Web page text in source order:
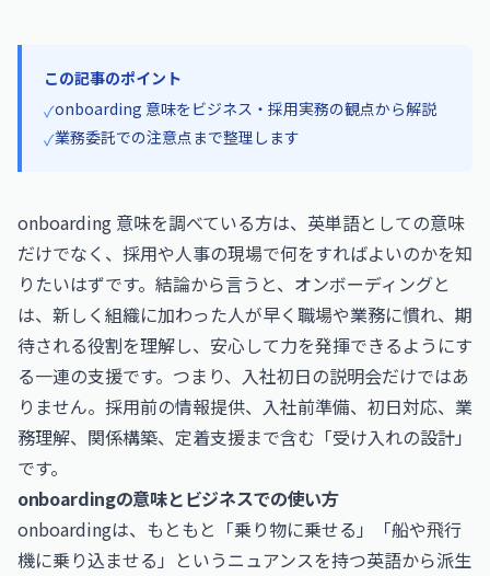
この記事のポイント
✓onboarding 意味をビジネス・採用実務の観点から解説
✓業務委託での注意点まで整理します
onboarding 意味を調べている方は、英単語としての意味
だけでなく、採用や人事の現場で何をすればよいのかを知
りたいはずです。結論から言うと、オンボーディングと
は、新しく組織に加わった人が早く職場や業務に慣れ、期
待される役割を理解し、安心して力を発揮できるようにす
る一連の支援です。つまり、入社初日の説明会だけではあ
りません。採用前の情報提供、入社前準備、初日対応、業
務理解、関係構築、定着支援まで含む「受け入れの設計」
です。
onboardingの意味とビジネスでの使い方
onboardingは、もともと「乗り物に乗せる」「船や飛行
機に乗り込ませる」というニュアンスを持つ英語から派生